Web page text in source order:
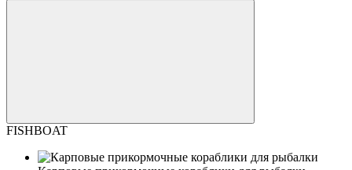
FISHBOAT